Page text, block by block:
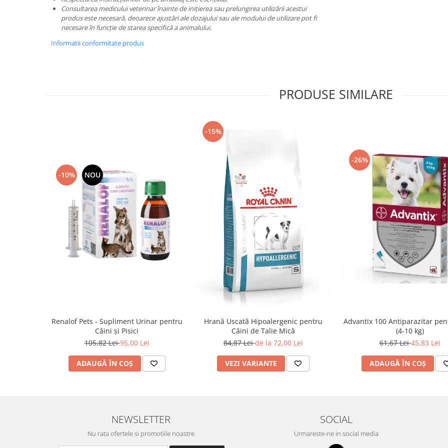
Consultarea medicului veterinar înainte de inițierea sau prelungirea utilizării acestui
produs este necesară, deoarece ajustări ale dozajului sau ale modului de utilizare pot fi
necesare în funcție de starea specifică a animalului.
Informatii conformitate produs
PRODUSE SIMILARE
-10% NOU
Renalof Pets - Supliment Urinar pentru
Câini și Pisici
105,82 Lei95,00 Lei
ADAUGĂ ÎN COȘ
-15%
Hrană Uscată Hipoalergenic pentru
Câini de Talie Mică
84,87 Leide la 72,00 Lei
VEZI VARIANTE
-26%
Advantix 100 Antiparazitar
(4-10 kg)
61,67 Lei45,83 Lei
ADAUGĂ ÎN COȘ
NEWSLETTER
Nu rata ofertele si promotiile noastre
SOCIAL
Urmareste-ne in social media